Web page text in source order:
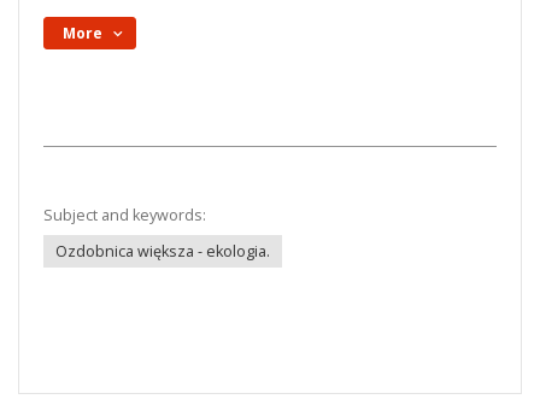
More
Subject and keywords:
Ozdobnica większa - ekologia.